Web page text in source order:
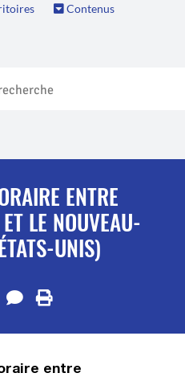
Contenus
ENTRE
LE NOUVEAU-
UNIS)
entre